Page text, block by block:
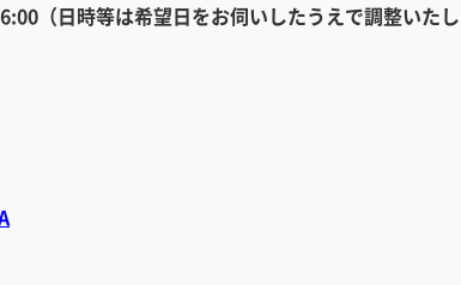
（日時等は希望日をお伺いしたうえで調整いた